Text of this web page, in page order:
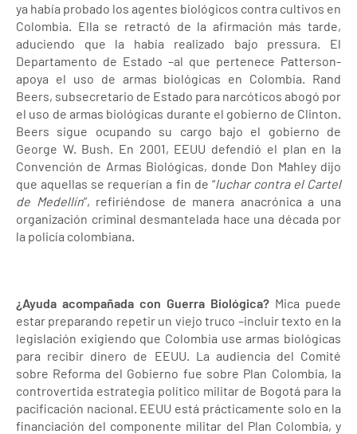
ya había probado los agentes biológicos contra cultivos en
Colombia. Ella se retractó de la afirmación más tarde,
aduciendo que la había realizado bajo pressura. El
Departamento de Estado –al que pertenece Patterson-
apoya el uso de armas biológicas en Colombia. Rand
Beers, subsecretario de Estado para narcóticos abogó por
el uso de armas biológicas durante el gobierno de Clinton.
Beers sigue ocupando su cargo bajo el gobierno de
George W. Bush. En 2001, EEUU defendió el plan en la
Convención de Armas Biológicas, donde Don Mahley dijo
que aquellas se requerían a fin de “luchar contra el Cartel
de Medellín”, refiriéndose de manera anacrónica a una
organización criminal desmantelada hace una década por
la policía colombiana.
¿Ayuda acompañada con Guerra Biológica? Mica puede
estar preparando repetir un viejo truco –incluir texto en la
legislación exigiendo que Colombia use armas biológicas
para recibir dinero de EEUU. La audiencia del Comité
sobre Reforma del Gobierno fue sobre Plan Colombia, la
controvertida estrategia político militar de Bogotá para la
pacificación nacional. EEUU está prácticamente solo en la
financiación del componente militar del Plan Colombia, y